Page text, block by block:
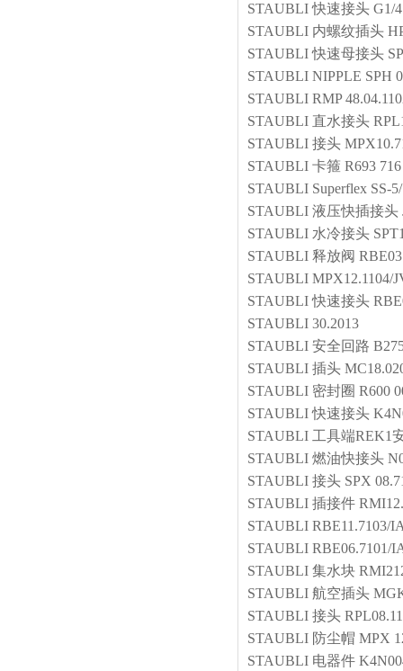
STAUBLI 快速接头 G1/
STAUBLI 内螺纹插头
STAUBLI 快速母接头
STAUBLI NIPPLE SPH
STAUBLI RMP
STAUBLI 直水接头
STAUBLI 接头
STAUBLI 卡箍 R693
STAUBLI Superflex SS-
STAUBLI 液压快插接头
STAUBLI 水冷接头
STAUBLI 释放阀
STAUBLI MPX12.1104/
STAUBLI 快速接头
STAUBLI 30.2013
STAUBLI 安全回路
STAUBLI 插头
STAUBLI 密封圈 R600
STAUBLI 快速接头
STAUBLI 工具端REK1
STAUBLI 燃油快接头
STAUBLI 接头 SPX
STAUBLI 插接件
STAUBLI RBE11.7103/
STAUBLI RBE06.7101/
STAUBLI 集水块
STAUBLI 航空插头
STAUBLI 接头
STAUBLI 防尘帽 MPX
STAUBLI 电器件